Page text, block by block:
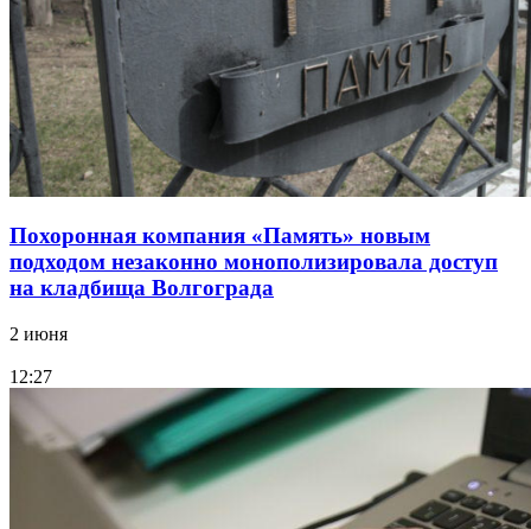
Похоронная компания «Память» новым
подходом незаконно монополизировала доступ
на кладбища Волгограда
2 июня
12:27